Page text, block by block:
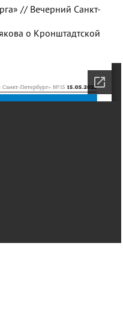
// Вечерний Санкт-
о Кронштадтской